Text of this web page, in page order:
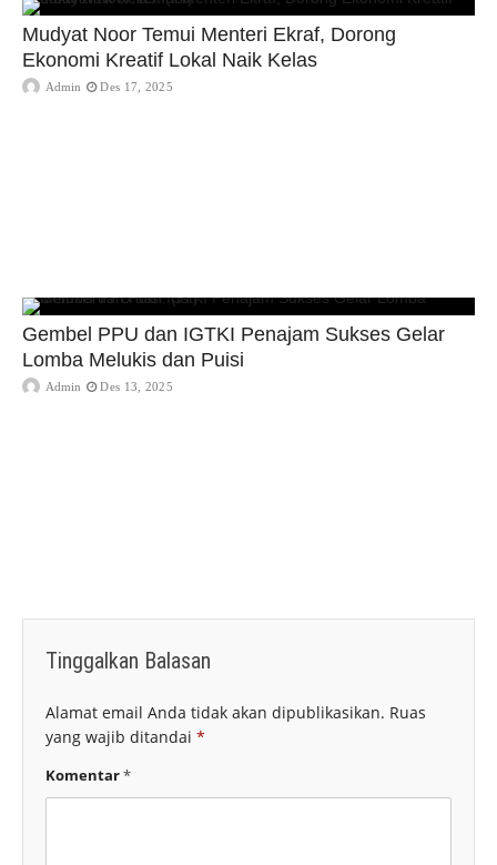
Mudyat Noor Temui Menteri Ekraf, Dorong
Ekonomi Kreatif Lokal Naik Kelas
Admin Des 17, 2025
Gembel PPU dan IGTKI Penajam Sukses Gelar
Lomba Melukis dan Puisi
Admin Des 13, 2025
Tinggalkan Balasan
Alamat email Anda tidak akan dipublikasikan. Ruas
yang wajib ditandai *
Komentar*